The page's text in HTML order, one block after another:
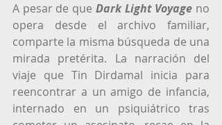
A pesar de que Dark Light Voyage no
opera desde el archivo familiar,
comparte la misma búsqueda de una
mirada pretérita. La narración del
viaje que Tin Dirdamal inicia para
reencontrar a un amigo de infancia,
internado en un psiquiátrico tras